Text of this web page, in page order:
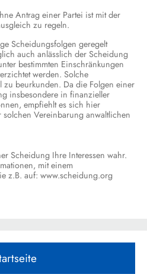
Antrag einer Partei ist mit der
zu regeln.
Scheidungsfolgen geregelt
auch anlässlich der Scheidung
bestimmten Einschränkungen
werden. Solche
beurkunden. Da die Folgen einer
insbesondere in finanzieller
empfiehlt es sich hier
Vereinbarung anwaltlichen
Scheidung Ihre Interessen wahr.
mit einem
z.B. auf: www.scheidung.org